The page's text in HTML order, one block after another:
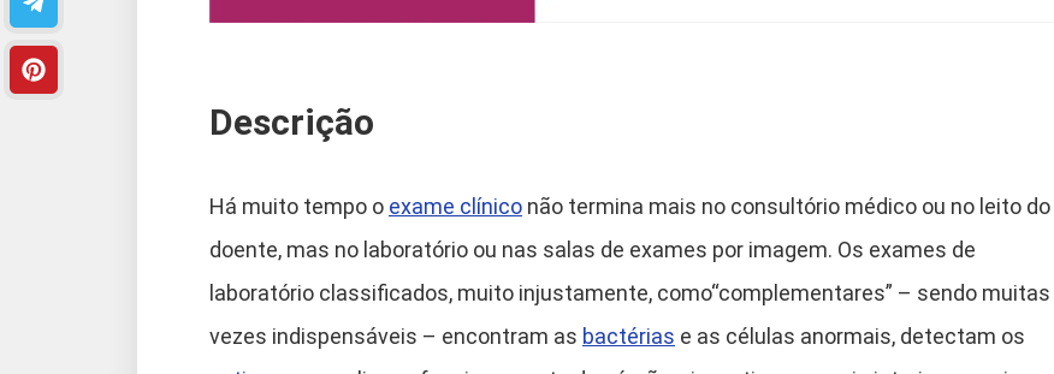
Descrição
Há muito tempo o exame clínico não termina mais no consultório médico ou no leito do
doente, mas no laboratório ou nas salas de exames por imagem. Os exames de
laboratório classificados, muito injustamente, como“complementares” – sendo muitas
vezes indispensáveis – encontram as bactérias e as células anormais, detectam os